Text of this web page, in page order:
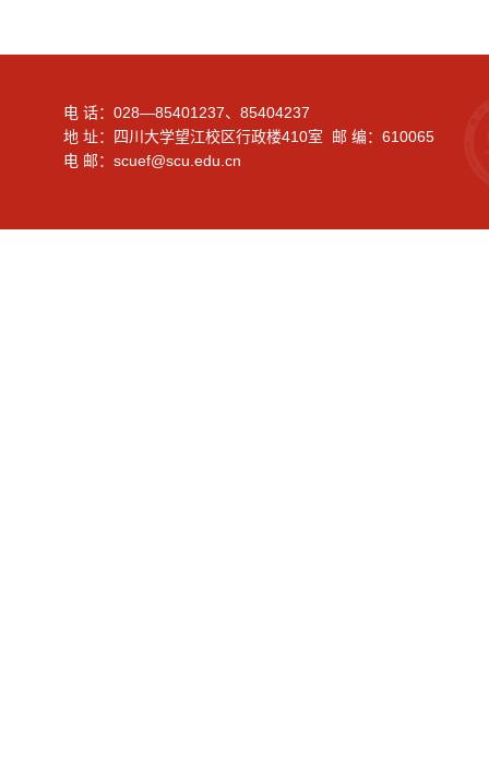
电 话：028—85401237、85404237
地 址：四川大学望江校区行政楼410室 邮 编：610065
电 邮：scuef@scu.edu.cn